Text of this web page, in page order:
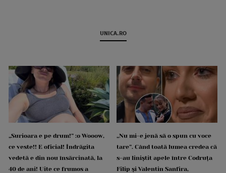
UNICA.RO
„Surioara e pe drum!” :o Wooow,
ce veste!! E oficial! Îndrăgita
vedetă e din nou însărcinată, la
40 de ani! Uite ce frumos a
„Nu mi-e jenă să o spun cu voce
tare”. Când toată lumea credea că
s-au liniștit apele între Codruța
Filip și Valentin Sanfira,